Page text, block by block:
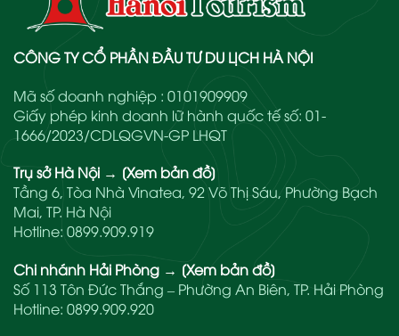
CÔNG TY CỔ PHẦN ĐẦU TƯ DU LỊCH HÀ NỘI
Mã số doanh nghiệp : 0101909909
Giấy phép kinh doanh lữ hành quốc tế số: 01-
1666/2023/CDLQGVN-GP LHQT
Trụ sở Hà Nội → [Xem bản đồ]
Tầng 6, Tòa Nhà Vinatea, 92 Võ Thị Sáu, Phường Bạch
Mai, TP. Hà Nội
Hotline: 0899.909.919
Chi nhánh Hải Phòng → [Xem bản đồ]
Số 113 Tôn Đức Thắng – Phường An Biên, TP. Hải Phòng
Hotline: 0899.909.920